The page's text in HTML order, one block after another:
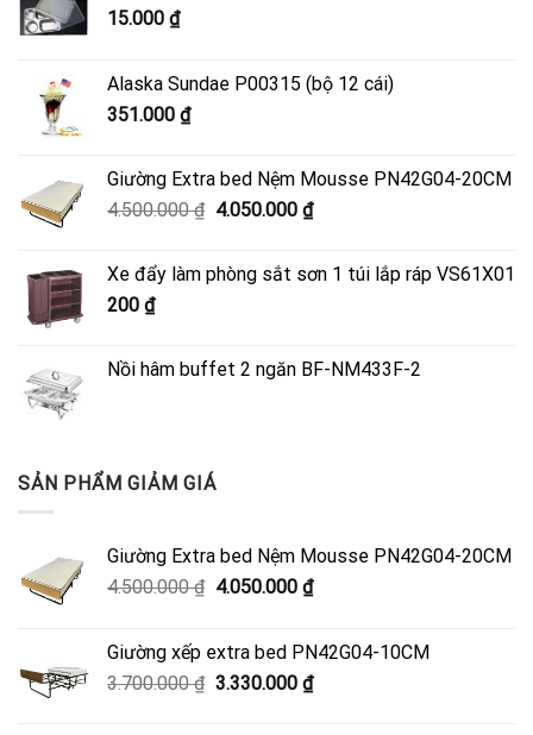
15.000 ₫
Alaska Sundae P00315 (bộ 12 cái)
351.000 ₫
Giường Extra bed Nệm Mousse PN42G04-20CM
4.500.000₫ Giá
4.500.000 ₫.
4.050.000 ₫Giá
là:
Xe đẩy làm phòng sắt sơn 1 túi lắp ráp VS61X01
200 ₫
Nồi hâm buffet 2 ngăn BF-NM433F-2
SẢN PHẨM GIẢM GIÁ
Giường Extra bed Nệm Mousse PN42G04-20CM
4.500.000₫ Giá
4.500.000 ₫.
4.050.000 ₫Giá
là:
4.050.000 ₫.
Giường xếp extra bed PN42G04-10CM
3.700.000₫ Giá
3.330.000 ₫Giá